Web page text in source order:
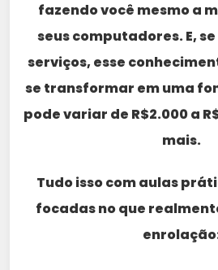
fazendo você mesmo a
seus computadores. E,
serviços, esse
se transformar em uma
pode variar de R$2.000 a
mais.
Tudo isso com aulas
focadas no que